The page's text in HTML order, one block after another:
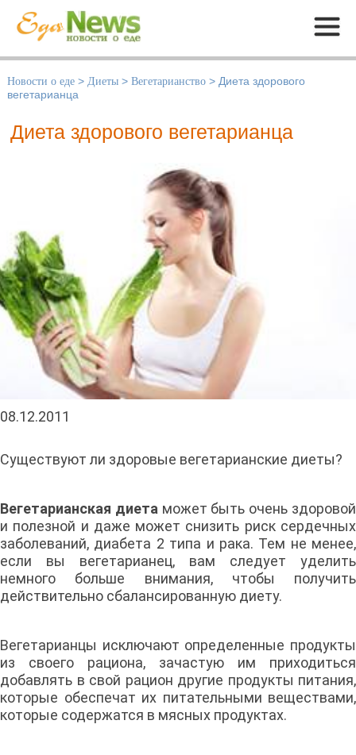
Меню
Новости о еде > Диеты > Вегетарианство > Диета здорового
вегетарианца
Диета здорового вегетарианца
08.12.2011
Существуют ли здоровые вегетарианские диеты?
Вегетарианская диета может быть очень здоровой
и полезной и даже может снизить риск сердечных
заболеваний, диабета 2 типа и рака. Тем не менее,
если вы вегетарианец, вам следует уделить
немного больше внимания, чтобы получить
действительно сбалансированную диету.
Вегетарианцы исключают определенные продукты
из своего рациона, зачастую им приходиться
добавлять в свой рацион другие продукты питания,
которые обеспечат их питательными веществами,
которые содержатся в мясных продуктах.